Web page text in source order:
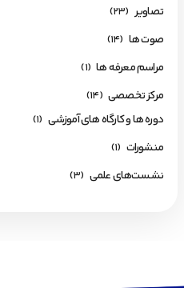
تصاویر (23)
صوت ها (14)
مراسم معرفه ها (1)
مرکز تخصصی (14)
دوره ها و کارگاه های آموزشی (1)
منشورات (1)
نشست‌های علمی (3)